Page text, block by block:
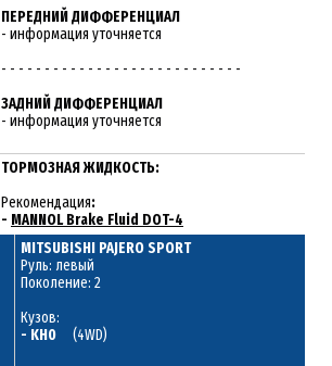
ПЕРЕДНИЙ ДИФФЕРЕНЦИАЛ
- информация уточняется
- - - - - - - - - - - - - - - - - - - - - - - - - - - -
ЗАДНИЙ ДИФФЕРЕНЦИАЛ
- информация уточняется
ТОРМОЗНАЯ ЖИДКОСТЬ:
Рекомендация:
- MANNOL Brake Fluid DOT-4
MITSUBISHI PAJERO SPORT
Руль: левый
Поколение: 2
Кузов:
- KH0 (4WD)